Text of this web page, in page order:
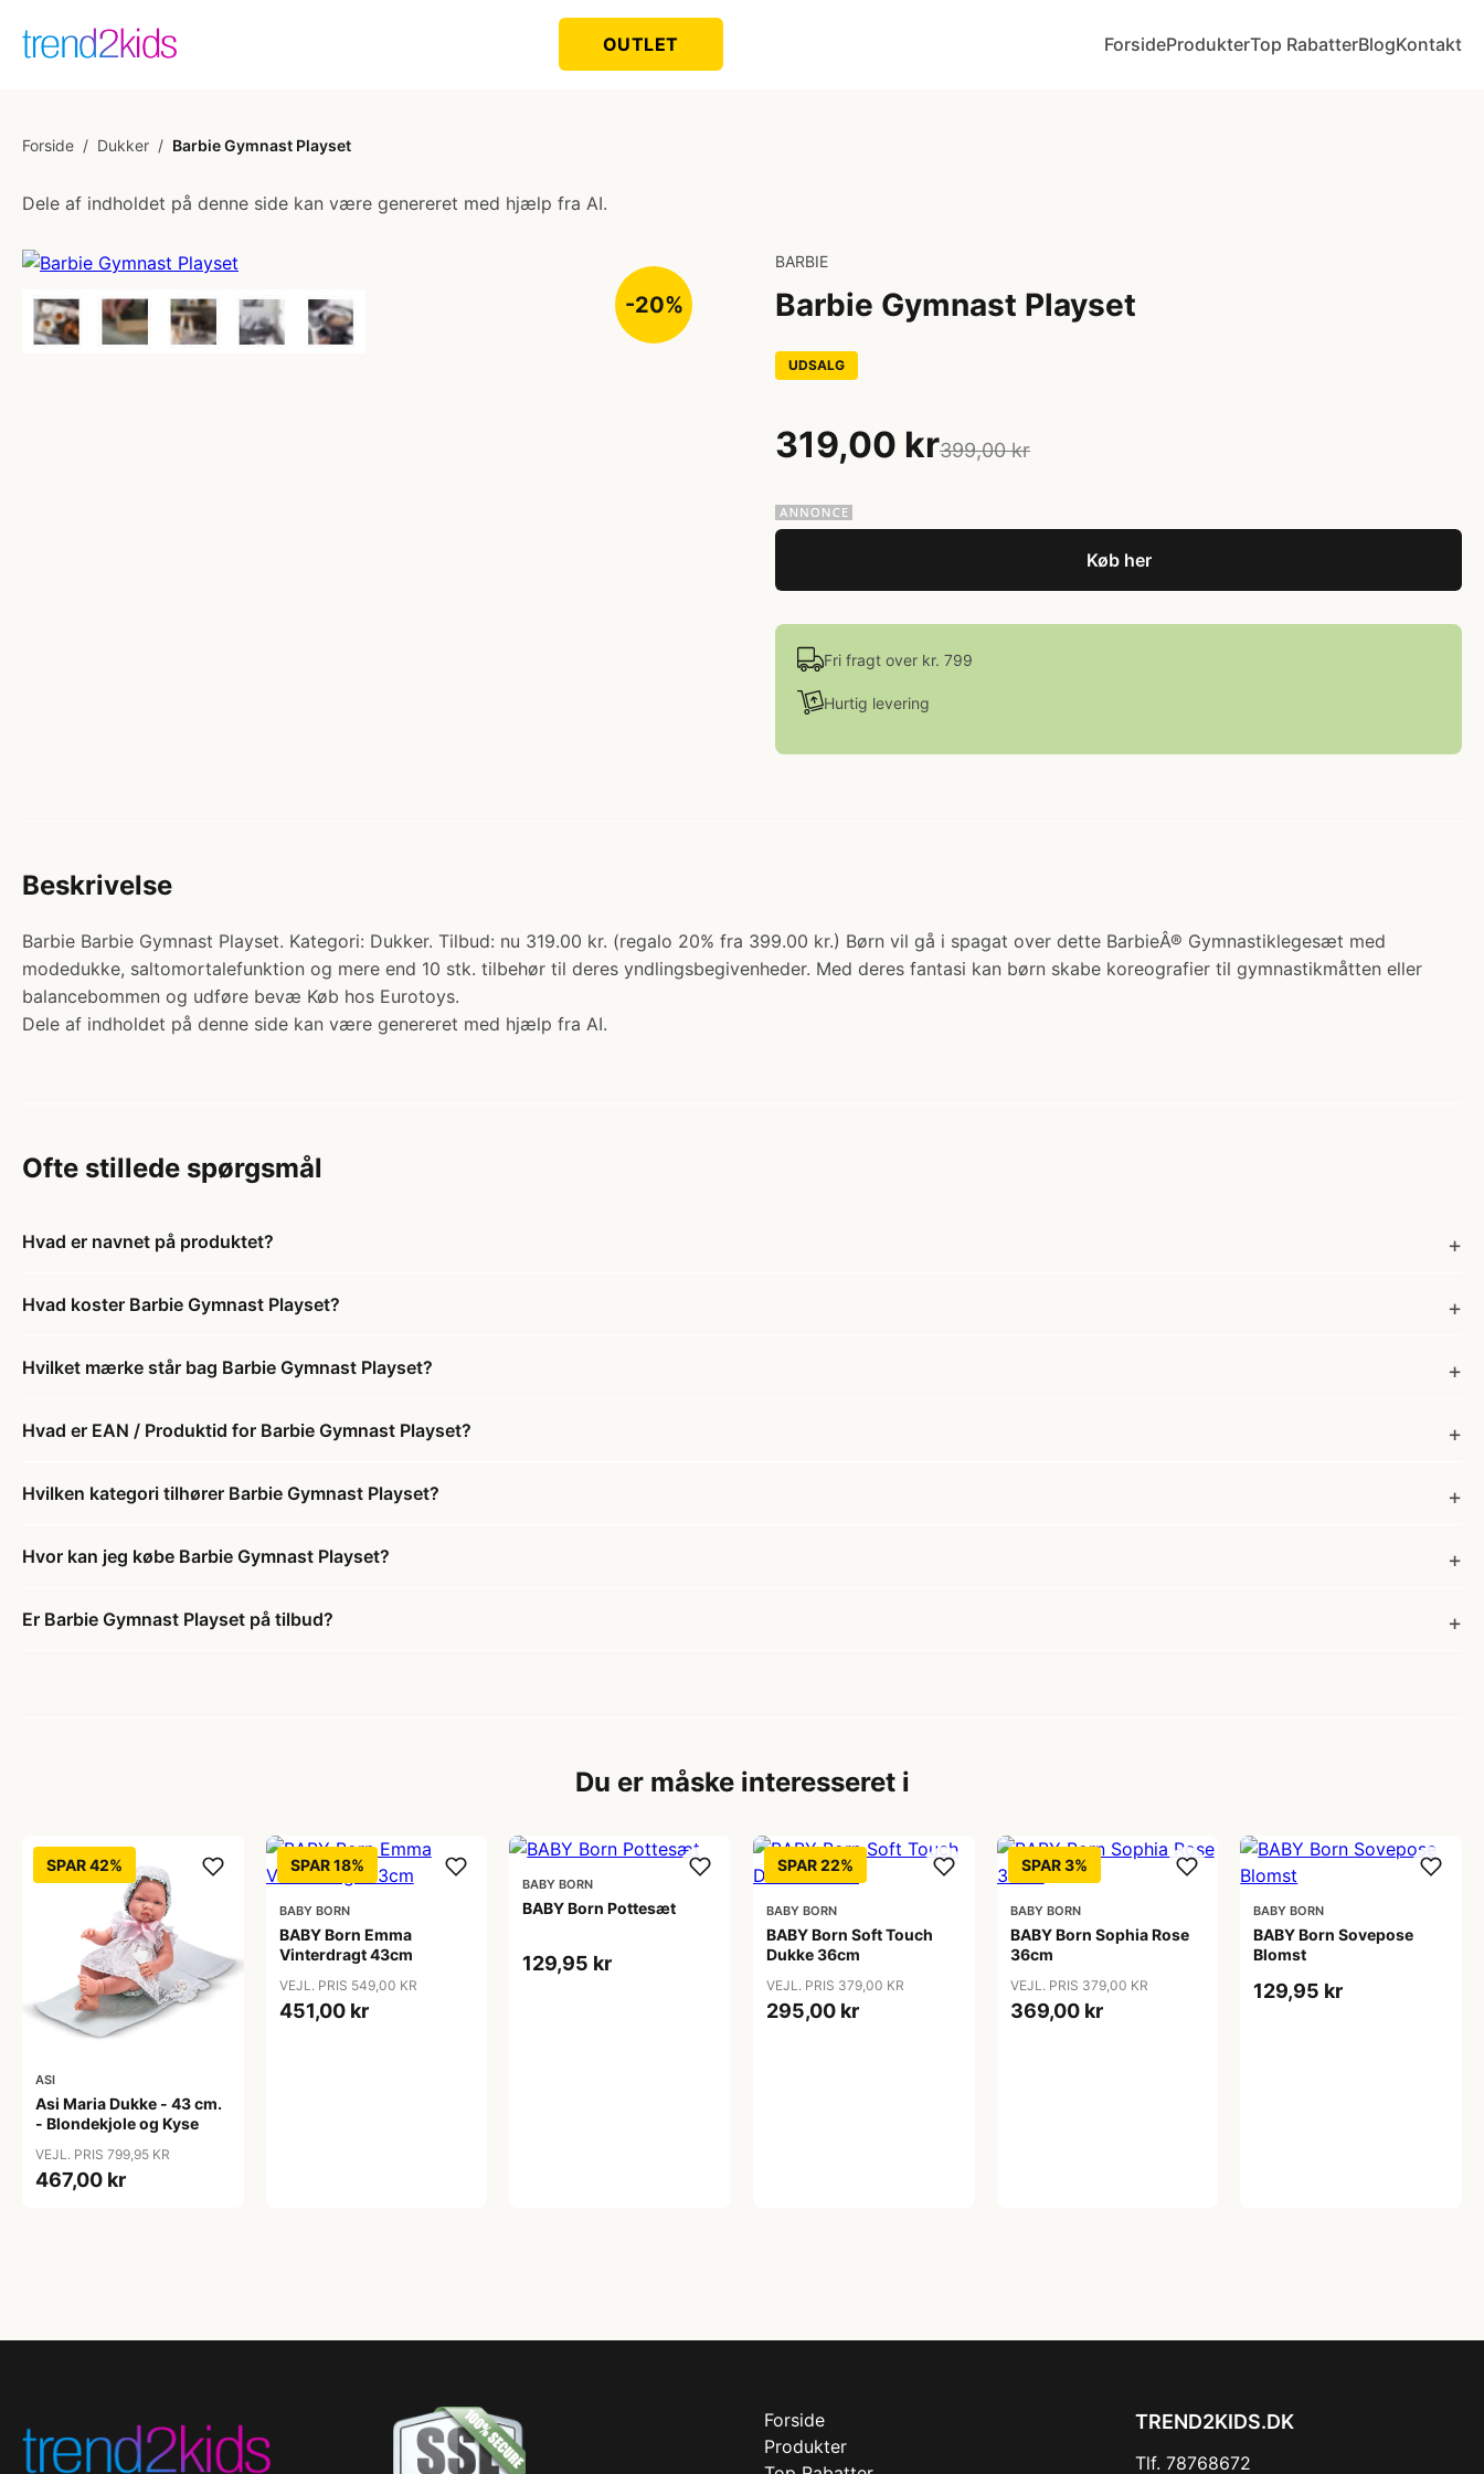
OUTLET ForsideProdukterTop RabatterBlogKontakt
Forside / Dukker / Barbie Gymnast Playset
Dele af indholdet på denne side kan være genereret med hjælp fra AI.
-20%
BARBIE
Barbie Gymnast Playset
UDSALG
319,00 kr399,00 kr
Køb her
Fri fragt over kr. 799
Hurtig levering
Beskrivelse
Barbie Barbie Gymnast Playset. Kategori: Dukker. Tilbud: nu 319.00 kr. (regalo 20% fra 399.00 kr.) Børn vil gå i spagat over dette BarbieÂ® Gymnastiklegesæt med
modedukke, saltomortalefunktion og mere end 10 stk. tilbehør til deres yndlingsbegivenheder. Med deres fantasi kan børn skabe koreografier til gymnastikmåtten eller
balancebommen og udføre bevæ Køb hos Eurotoys.
Dele af indholdet på denne side kan være genereret med hjælp fra AI.
Ofte stillede spørgsmål
Hvad er navnet på produktet?
Hvad koster Barbie Gymnast Playset?
Hvilket mærke står bag Barbie Gymnast Playset?
Hvad er EAN / Produktid for Barbie Gymnast Playset?
Hvilken kategori tilhører Barbie Gymnast Playset?
Hvor kan jeg købe Barbie Gymnast Playset?
Er Barbie Gymnast Playset på tilbud?
Du er måske interesseret i
SPAR 42%
ASI
Asi Maria Dukke - 43 cm.
- Blondekjole og Kyse
VEJL. PRIS 799,95 KR
467,00 kr
SPAR 18%
BABY BORN
BABY Born Emma
Vinterdragt 43cm
VEJL. PRIS 549,00 KR
451,00 kr
BABY BORN
BABY Born Pottesæt
129,95 kr
SPAR 22%
BABY BORN
BABY Born Soft Touch
Dukke 36cm
VEJL. PRIS 379,00 KR
295,00 kr
SPAR 3%
BABY BORN
BABY Born Sophia Rose
36cm
VEJL. PRIS 379,00 KR
369,00 kr
BABY BORN
BABY Born Sovepose
Blomst
129,95 kr
Forside
Produkter
TREND2KIDS.DK
Tlf. 78768672